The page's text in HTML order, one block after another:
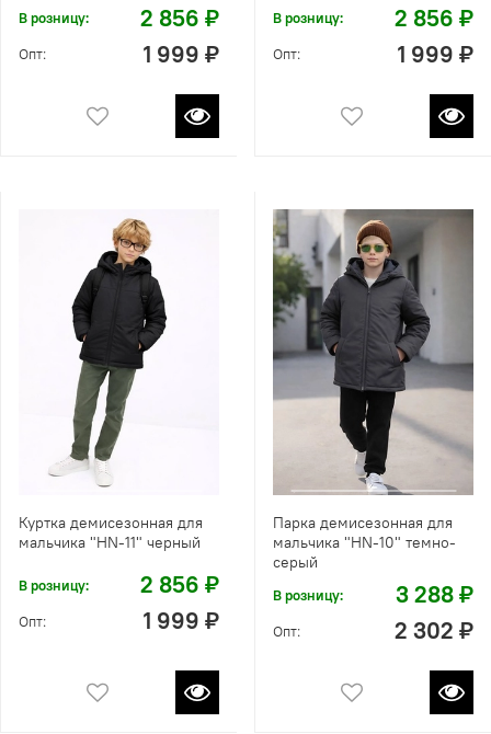
В розницу: 2 856 ₽
Опт: 1 999 ₽
В розницу: 2 856 ₽
Опт: 1 999 ₽
Куртка демисезонная для
мальчика "HN-11" черный
В розницу: 2 856 ₽
Опт: 1 999 ₽
Парка демисезонная для
мальчика "HN-10" темно-
серый
В розницу: 3 288 ₽
Опт: 2 302 ₽